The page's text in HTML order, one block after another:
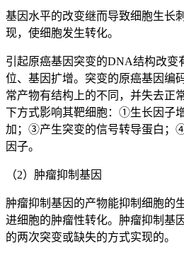
基因水平的改变继而导致细胞生长
现，使细胞发生转化。
引起原癌基因突变的DNA结构改变
位、基因扩增。突变的原癌基因编
常产物有结构上的不同，并失去正
下方式影响其靶细胞：①生长因子
加；③产生突变的信号转导蛋白；
因子。
（2）肿瘤抑制基因
肿瘤抑制基因的产物能抑制细胞的
进细胞的肿瘤性转化。肿瘤抑制基
的两次突变或缺失的方式实现的。